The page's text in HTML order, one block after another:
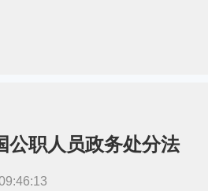
公职人员政务处分法